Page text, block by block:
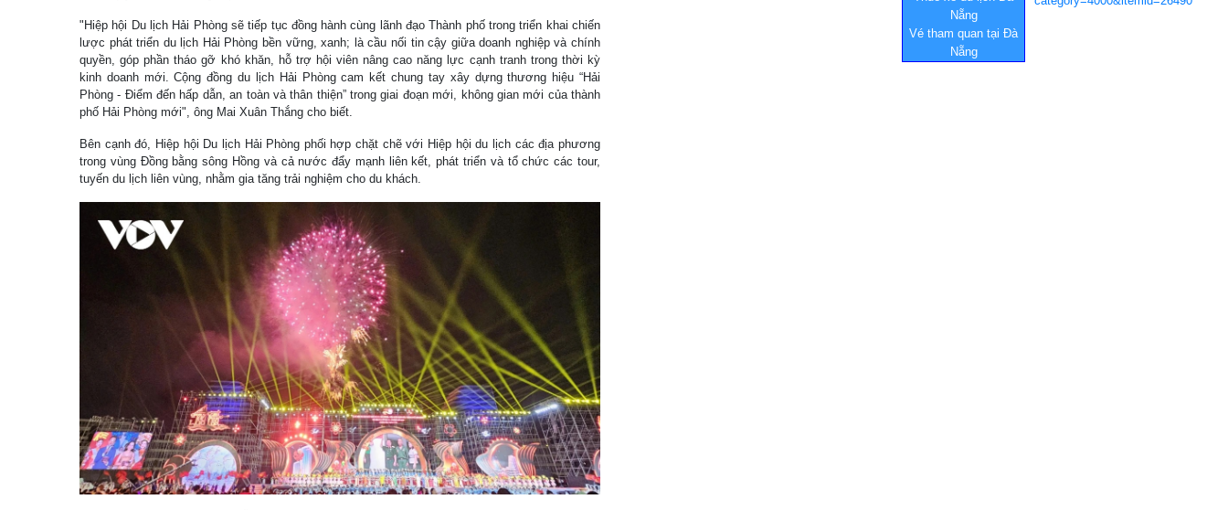
"Hiệp hội Du lịch Hải Phòng sẽ tiếp tục đồng hành cùng lãnh đạo Thành phố trong triển khai chiến
lược phát triển du lịch Hải Phòng bền vững, xanh; là cầu nối tin cậy giữa doanh nghiệp và chính
quyền, góp phần tháo gỡ khó khăn, hỗ trợ hội viên nâng cao năng lực cạnh tranh trong thời kỳ
kinh doanh mới. Cộng đồng du lịch Hải Phòng cam kết chung tay xây dựng thương hiệu “Hải
Phòng - Điểm đến hấp dẫn, an toàn và thân thiện” trong giai đoạn mới, không gian mới của thành
phố Hải Phòng mới", ông Mai Xuân Thắng cho biết.
Bên cạnh đó, Hiệp hội Du lịch Hải Phòng phối hợp chặt chẽ với Hiệp hội du lịch các địa phương
trong vùng Đồng bằng sông Hồng và cả nước đẩy mạnh liên kết, phát triển và tổ chức các tour,
tuyến du lịch liên vùng, nhằm gia tăng trải nghiệm cho du khách.
Nẵng
Vé tham quan tại Đà
Nẵng